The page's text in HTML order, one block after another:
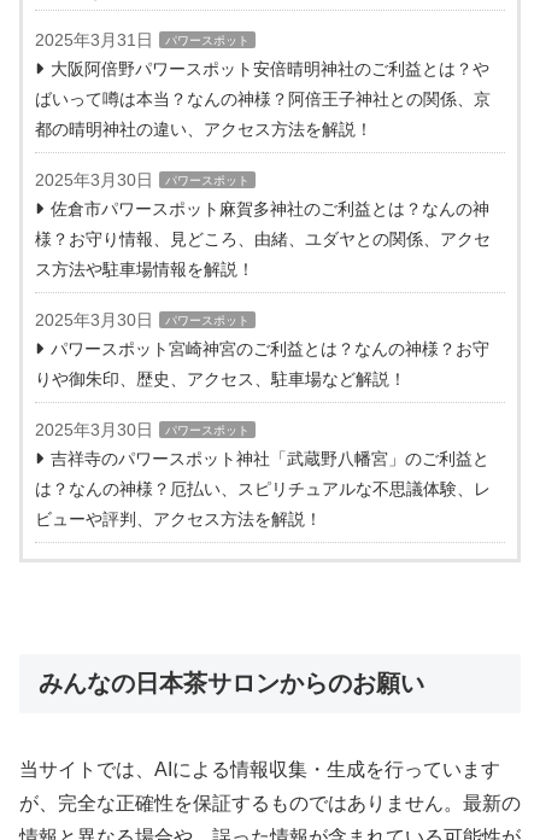
2025年3月31日 パワースポット
大阪阿倍野パワースポット安倍晴明神社のご利益とは？や
ばいって噂は本当？なんの神様？阿倍王子神社との関係、京
都の晴明神社の違い、アクセス方法を解説！
2025年3月30日 パワースポット
佐倉市パワースポット麻賀多神社のご利益とは？なんの神
様？お守り情報、見どころ、由緒、ユダヤとの関係、アクセ
ス方法や駐車場情報を解説！
2025年3月30日 パワースポット
パワースポット宮崎神宮のご利益とは？なんの神様？お守
りや御朱印、歴史、アクセス、駐車場など解説！
2025年3月30日 パワースポット
吉祥寺のパワースポット神社「武蔵野八幡宮」のご利益と
は？なんの神様？厄払い、スピリチュアルな不思議体験、レ
ビューや評判、アクセス方法を解説！
みんなの日本茶サロンからのお願い
当サイトでは、AIによる情報収集・生成を行っています
が、完全な正確性を保証するものではありません。最新の